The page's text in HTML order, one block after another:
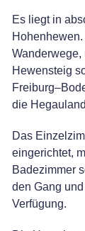
Es liegt in
Wanderwege,
Hewensteig
die
Das
eingerichtet,
Badezimmer
den Gang
Verfügung.